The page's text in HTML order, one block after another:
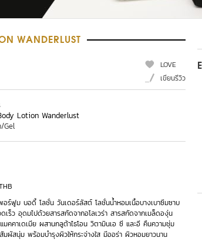
WANDERLUST
LOVE
เขียนรีวิว
Lotion Wanderlust
Gel
อร์ฟูม บอดี้ โลชั่น วันเดอร์ลัสต์ โลชั่นน้ำหอมเนื้อบางเบาซึมซาบ
เร็ว อุดมไปด้วยสารสกัดจากอโลเวร่า สารสกัดจากเมล็ดองุ่น
มคคาเดเมีย ผสานกลูต้าไธโอน วิตามินเอ ซี และอี คืนความชุ่ม
มผัสนุ่ม พร้อมบำรุงผิวให้กระจ่างใส มีออร่า ผิวหอมยาวนาน